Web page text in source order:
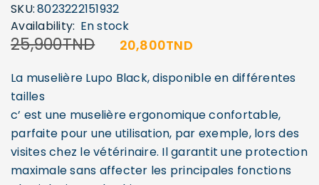
SKU:8023222151932
Availability: En stock
25,900TND 20,800TND
La muselière Lupo Black, disponible en différentes
tailles
c’ est une muselière ergonomique confortable,
parfaite pour une utilisation, par exemple, lors des
visites chez le vétérinaire. Il garantit une protection
maximale sans affecter les principales fonctions